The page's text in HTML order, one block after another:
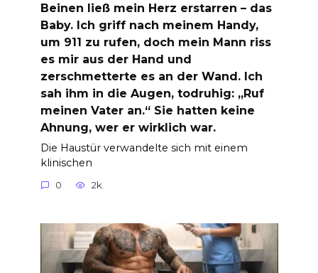
Beinen ließ mein Herz erstarren – das
Baby. Ich griff nach meinem Handy,
um 911 zu rufen, doch mein Mann riss
es mir aus der Hand und
zerschmetterte es an der Wand. Ich
sah ihm in die Augen, todruhig: „Ruf
meinen Vater an.“ Sie hatten keine
Ahnung, wer er wirklich war.
Die Haustür verwandelte sich mit einem
klinischen
0 2k.